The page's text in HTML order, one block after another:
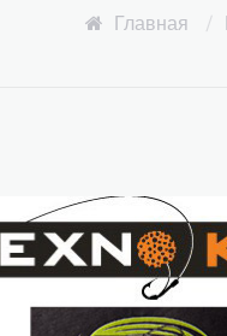
Главная /